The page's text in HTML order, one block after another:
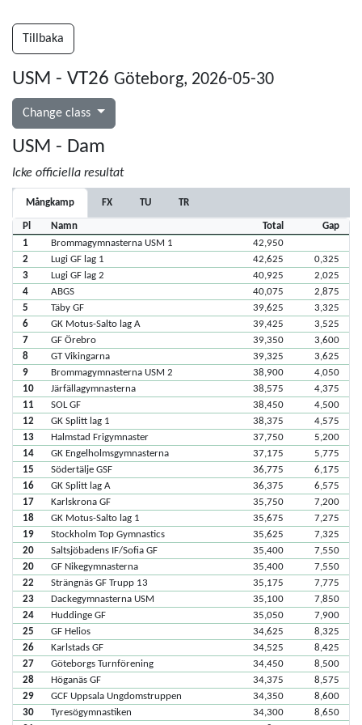
Tillbaka
USM - VT26 Göteborg, 2026-05-30
Change class
USM - Dam
Icke officiella resultat
Mångkamp FX TU TR
Pl Namn Total
Gap
1
Brommagymnasterna USM 1
42,950
2
Lugi GF lag 1 42,625
0,325
3
Lugi GF lag 2 40,925
2,025
4
ABGS 40,075
2,875
5
Täby GF 39,625
3,325
6
GK Motus-Salto lag A 39,425
3,525
7
GF Örebro 39,350
3,600
8
GT Vikingarna 39,325
3,625
9
Brommagymnasterna USM 2 38,900
4,050
10
Järfällagymnasterna 38,575
4,375
11
SOL GF 38,450
4,500
12
GK Splitt lag 1 38,375
4,575
13
Halmstad Frigymnaster 37,750
5,200
14
GK Engelholmsgymnasterna 37,175
5,775
15
Södertälje GSF 36,775
6,175
16
GK Splitt lag A 36,375
6,575
17
Karlskrona GF 35,750
7,200
18
GK Motus-Salto lag 1 35,675
7,275
19
Stockholm Top Gymnastics 35,625
7,325
20
Saltsjöbadens IF/Sofia GF 35,400
7,550
20
GF Nikegymnasterna 35,400
7,550
22
Strängnäs GF Trupp 13 35,175
7,775
23
Dackegymnasterna USM 35,100
7,850
24
Huddinge GF 35,050
7,900
25
GF Helios 34,625
8,325
26
Karlstads GF 34,525
8,425
27
Göteborgs Turnförening 34,450
8,500
28
Höganäs GF 34,375
8,575
29
GCF Uppsala Ungdomstruppen 34,350
8,600
30
Tyresögymnastiken 34,300
8,650